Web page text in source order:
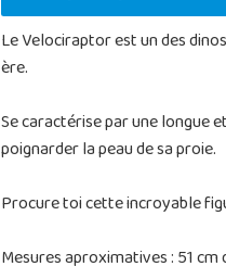
Le Velociraptor est un des
ère.
Se caractérise par une longue
poignarder la peau de sa proie.
Procure toi cette incroyable
Mesures aproximatives : 51 cm